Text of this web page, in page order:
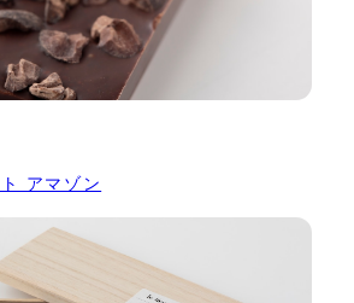
アマゾン